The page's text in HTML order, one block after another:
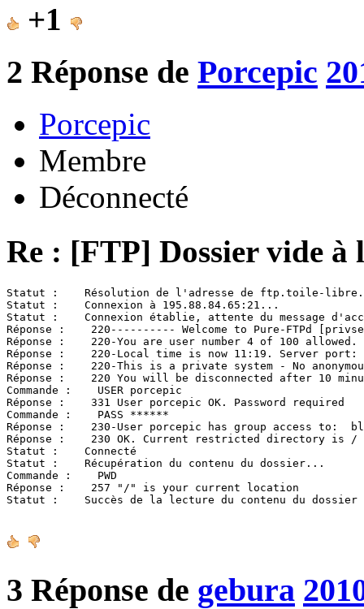
+1
2 Réponse de Porcepic
Porcepic
Membre
Déconnecté
Re : [FTP] Dossier vide à
Statut :    Résolution de l'adresse de ftp.toile-
Statut :    Connexion à 195.88.84.65:21...
Statut :    Connexion établie, attente du message
Réponse :    220---------- Welcome to Pure-FTPd
Réponse :    220-You are user number 4 of 100 allowed.
Réponse :    220-Local time is now 11:19. Server port:
Réponse :    220-This is a private system - No
Réponse :    220 You will be disconnected after 10
Commande :    USER porcepic
Réponse :    331 User porcepic OK. Password required
Commande :    PASS ******
Réponse :    230-User porcepic has group access
Réponse :    230 OK. Current restricted directory is /
Statut :    Connecté
Statut :    Récupération du contenu du dossier...
Commande :    PWD
Réponse :    257 "/" is your current location
Statut :    Succès de la lecture du contenu du dossier
3 Réponse de gebura